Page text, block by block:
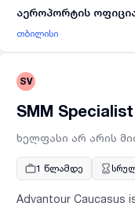
მომხმარებელთა
შეთავაზება; გაყიდვების პროცესის სრულყოფილი მართვა და დოკუმენტაციის წარმოება;
(სტუდენტებიც განიხილებიან); კომუნიკაბელურობა და ეფექტური
ქართულ ენაზე
დღე დასვენება);24
სტაბილური
სასწავლო ტრენინგები
დამატებითი
ენების ცოდნა.
აეროპორტის
თბილისი
SV
SMM Specialist
ხელფასი არ არის
1 წლამდე
Advantour Caucasus